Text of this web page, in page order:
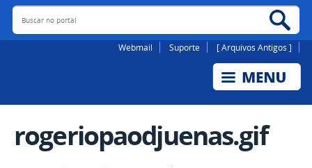
Buscar no portal
Webmail Suporte [ Arquivos Antigos ]
rogeriopaodjuenas.gif